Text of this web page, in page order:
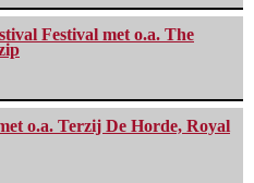
Festival met o.a. The
o.a. Terzij De Horde, Royal